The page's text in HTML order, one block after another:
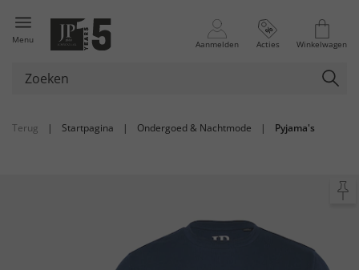
Menu Aanmelden Acties Winkelwagen
Terug | Startpagina | Ondergoed & Nachtmode | Pyjama's